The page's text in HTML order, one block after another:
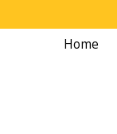
Home